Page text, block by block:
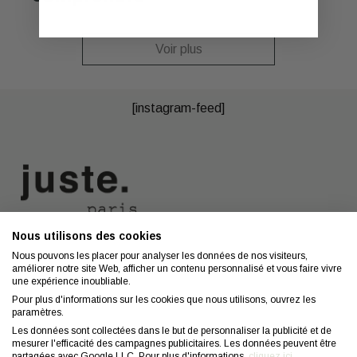
Nous utilisons des cookies
Nous pouvons les placer pour analyser les données de nos visiteurs,
améliorer notre site Web, afficher un contenu personnalisé et vous faire vivre
une expérience inoubliable.
Pour plus d'informations sur les cookies que nous utilisons, ouvrez les
paramètres.
Les données sont collectées dans le but de personnaliser la publicité et de
mesurer l'efficacité des campagnes publicitaires. Les données peuvent être
Voir plus
[instagram-feed]
Contact
Coiffeurs
Conseils
FAQ
Mentions légales
Confidentialité
CGV
Droit de retractation